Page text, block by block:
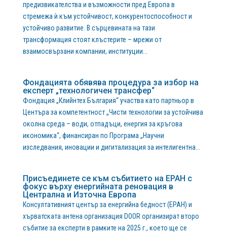
предизвикателства и възможности пред Европа в
стремежа ѝ към устойчивост, конкурентоспособност и
устойчиво развитие. В сърцевината на тази
трансформация стоят клъстерите – мрежи от
взаимосвързани компании, институции...
Фондацията обявява процедура за избор на
експерт „технологичен трансфер“
Фондация „Клийнтех България“ участва като партньор в
Центъра за компетентност „Чисти технологии за устойчива
околна среда – води, отпадъци, енергия за кръгова
икономика“, финансиран по Програма „Научни
изследвания, иновации и дигитализация за интелигентна...
Присъединете се към събитието на EPAH с
фокус върху енергийната реновация в
Централна и Източна Европа
Консултативният център за енергийна бедност (EPAH) и
хърватската антена организация DOOR организират второ
събитие за експерти в рамките на 2025 г., което ще се